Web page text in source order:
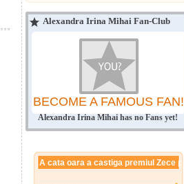
Alexandra Irina Mihai Fan-Club
BECOME A FAMOUS FAN!
Alexandra Irina Mihai has no Fans yet!